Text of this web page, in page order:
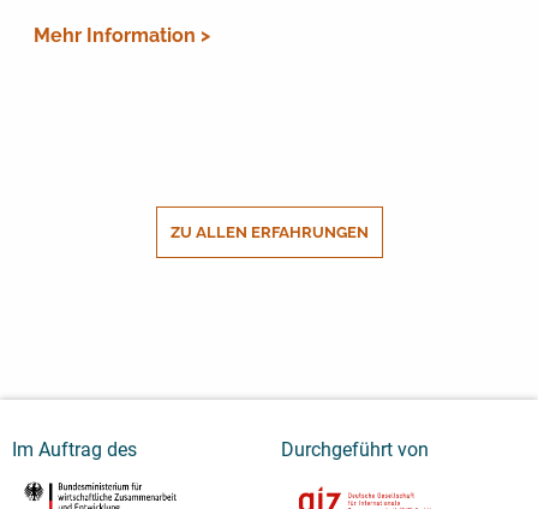
Mehr Information >
ZU ALLEN ERFAHRUNGEN
Im Auftrag des Durchgeführt von